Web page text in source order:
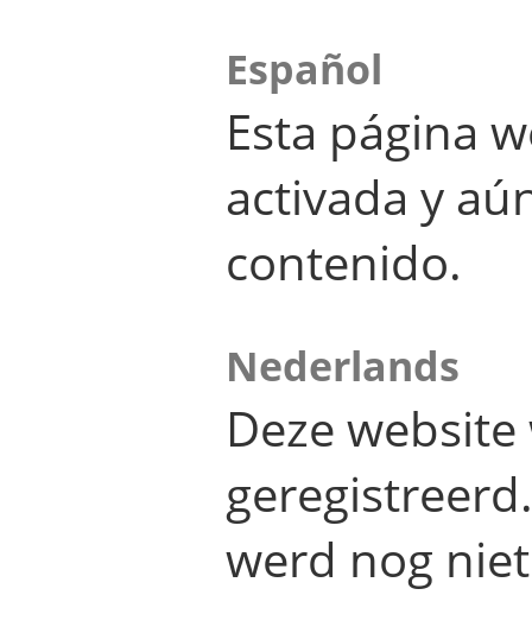
Español
Esta página
activada y
contenido.
Nederlands
Deze
werd nog